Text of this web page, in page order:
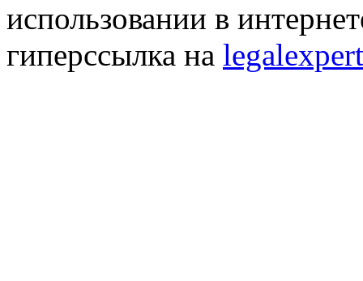
использовании в
гиперссылка на